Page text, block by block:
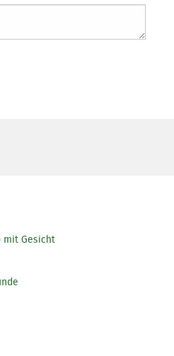
mit Gesicht